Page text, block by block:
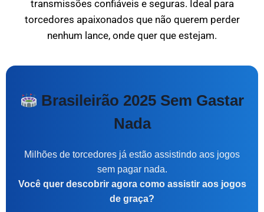
transmissões confiáveis e seguras. Ideal para
torcedores apaixonados que não querem perder
nenhum lance, onde quer que estejam.
Brasileirão 2025 Sem Gastar
Nada
Milhões de torcedores já estão assistindo aos jogos
sem pagar nada.
Você quer descobrir agora como assistir aos jogos
de graça?